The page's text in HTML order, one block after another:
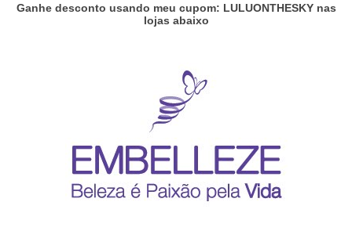
Ganhe desconto usando meu cupom: LULUONTHESKY nas
lojas abaixo